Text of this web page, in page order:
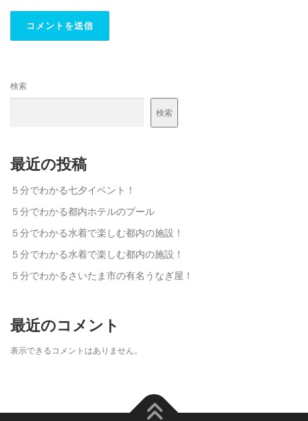
検索
検索
最近の投稿
５分でわかる七夕イベント！
５分でわかる都内ホテルのプール
５分でわかる水着で楽しむ都内の施設！
５分でわかる水着で楽しむ都内の施設！
５分でわかるさいたま市の有名うなぎ屋！
最近のコメント
表示できるコメントはありません。